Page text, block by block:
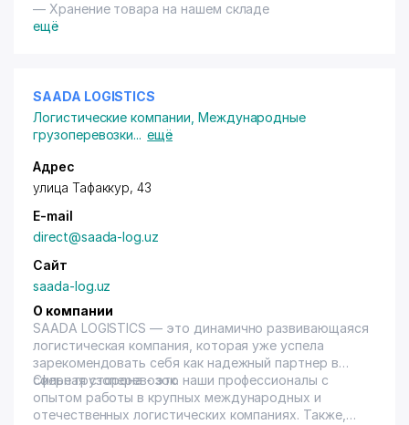
— Хранение товара на нашем складе
ещё
SAADA LOGISTICS
Логистические компании Международные
грузоперевозки... ещё
Адрес
улица Тафаккур, 43
E-mail
direct@saada-log.uz
Сайт
saada-log.uz
О компании
SAADA LOGISTICS — это динамично развивающаяся
логистическая компания, которая уже успела
зарекомендовать себя как надежный партнер в
сфере грузоперевозок.
Сильная сторона - это наши профессионалы с
опытом работы в крупных международных и
отечественных логистических компаниях. Также,